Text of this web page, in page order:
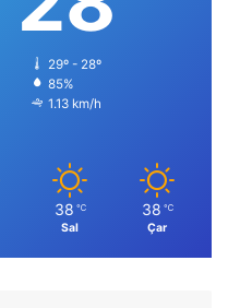
29º - 28º
85%
1.13 km/h
38 ℃
Sal
38 ℃
Çar